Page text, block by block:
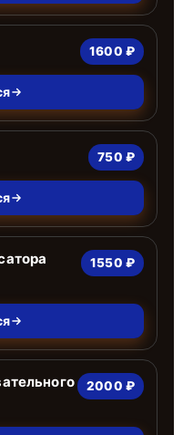
1600 ₽
750 ₽
1550 ₽
2000 ₽